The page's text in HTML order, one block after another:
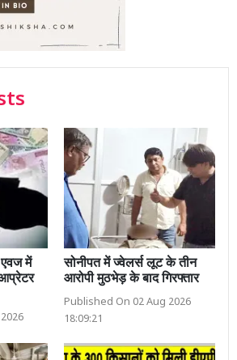
में
सोनीपत में ज्वेलर्स लूट के तीन
आरोपी मुठभेड़ के बाद गिरफ्तार
Published On 02 Aug 2026
18:09:21